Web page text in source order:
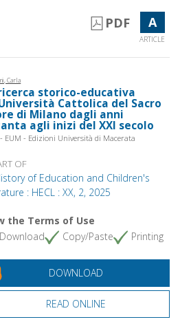
PDF A
ARTICLE
Carla
storico-educativa
Cattolica del Sacro
di Milano dagli anni
agli inizi del XXI secolo
EUM - Edizioni Università di Macerata
OF
of Education and Children's
: HECL : XX, 2, 2025
the Terms of Use
Download
Copy/Paste Printing
DOWNLOAD
READ ONLINE